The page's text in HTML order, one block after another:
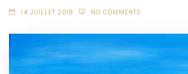
14 JUILLET 2018 NO COMMENTS